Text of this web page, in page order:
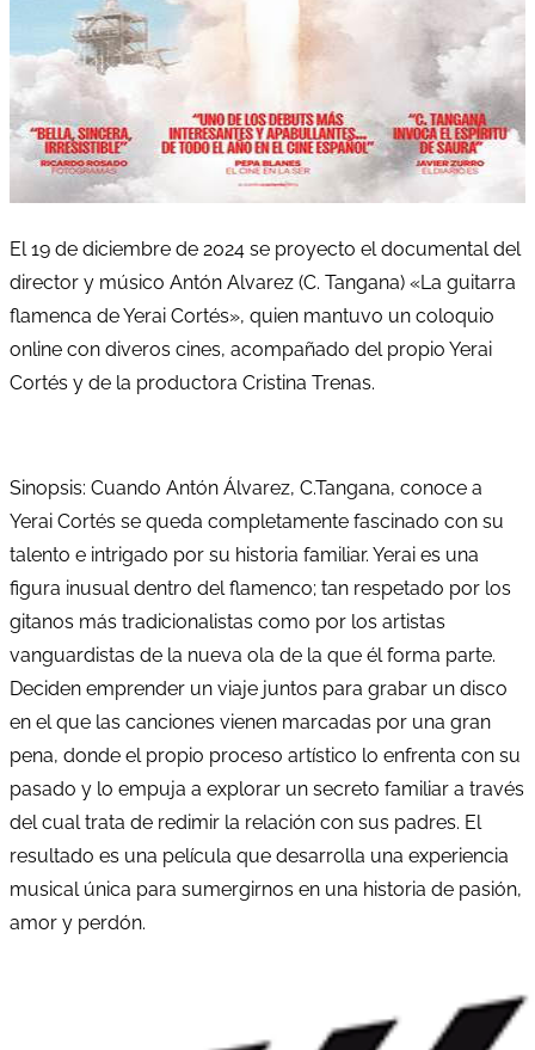
El 19 de diciembre de 2024 se proyecto el documental del
director y músico Antón Alvarez (C. Tangana) «La guitarra
flamenca de Yerai Cortés», quien mantuvo un coloquio
online con diveros cines, acompañado del propio Yerai
Cortés y de la productora Cristina Trenas.
Sinopsis: Cuando Antón Álvarez, C.Tangana, conoce a
Yerai Cortés se queda completamente fascinado con su
talento e intrigado por su historia familiar. Yerai es una
figura inusual dentro del flamenco; tan respetado por los
gitanos más tradicionalistas como por los artistas
vanguardistas de la nueva ola de la que él forma parte.
Deciden emprender un viaje juntos para grabar un disco
en el que las canciones vienen marcadas por una gran
pena, donde el propio proceso artístico lo enfrenta con su
pasado y lo empuja a explorar un secreto familiar a través
del cual trata de redimir la relación con sus padres. El
resultado es una película que desarrolla una experiencia
musical única para sumergirnos en una historia de pasión,
amor y perdón.